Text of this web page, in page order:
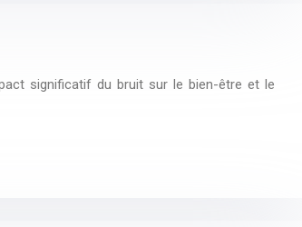
significatif du bruit sur le bien-être et le